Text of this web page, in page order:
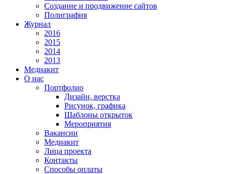
Создание и продвижение сайтов
Полиграфия
Журнал
2016
2015
2014
2013
Медиакит
О нас
Портфолио
Дизайн, верстка
Рисунок, графика
Шаблоны открыток
Мероприятия
Вакансии
Медиакит
Лица проекта
Контакты
Способы оплаты